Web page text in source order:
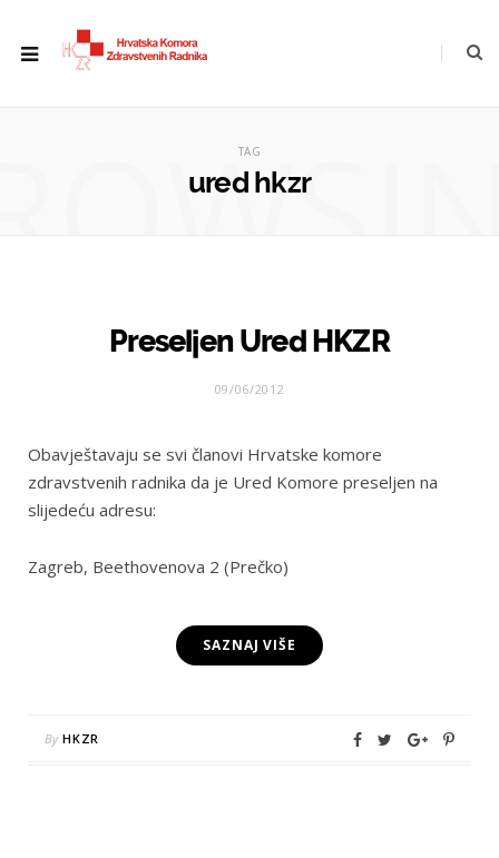
TAG
ured hkzr
Preseljen Ured HKZR
09/06/2012
Obavještavaju se svi članovi Hrvatske komore
zdravstvenih radnika da je Ured Komore preseljen na
slijedeću adresu:
Zagreb, Beethovenova 2 (Prečko)
SAZNAJ VIŠE
By HKZR